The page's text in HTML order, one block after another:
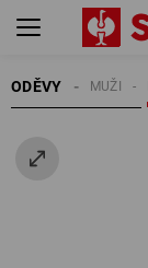
ODĚVY MUŽI